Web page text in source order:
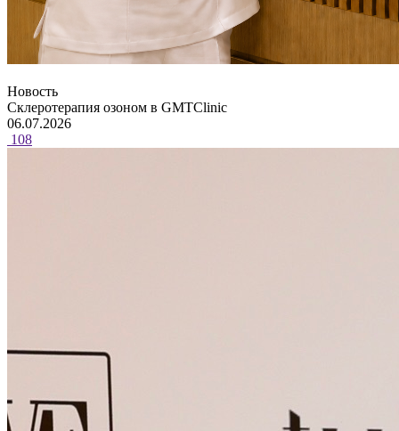
Новость
Склеротерапия озоном в GMTClinic
06.07.2026
108